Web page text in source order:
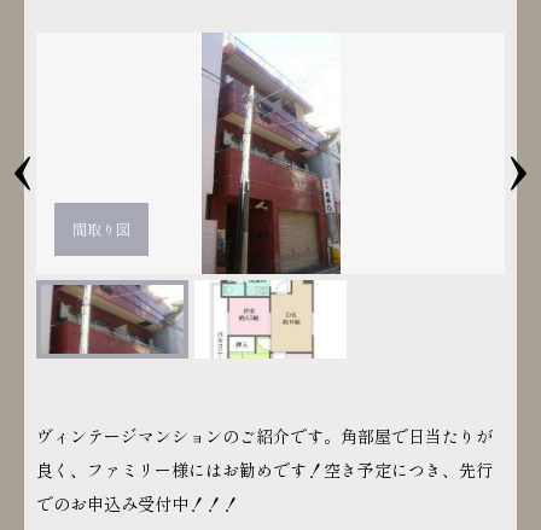
間取り図
‹ ›
ヴィンテージマンションのご紹介です。角部屋で日当たりが
良く、ファミリー様にはお勧めです！空き予定につき、先行
でのお申込み受付中！！！